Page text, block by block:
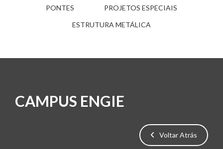
PONTES
PROJETOS ESPECIAIS
ESTRUTURA METÁLICA
CAMPUS ENGIE
Voltar Atrás